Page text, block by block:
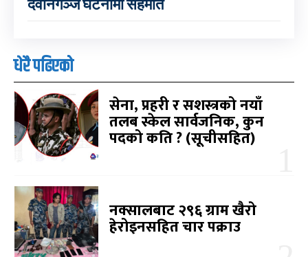
देवानगञ्ज घटनामा सहमति
धेरै पढिएको
सेना, प्रहरी र सशस्त्रको नयाँ
तलब स्केल सार्वजनिक, कुन
पदको कति ? (सूचीसहित)
नक्सालबाट २९६ ग्राम खैरो
हेरोइनसहित चार पक्राउ